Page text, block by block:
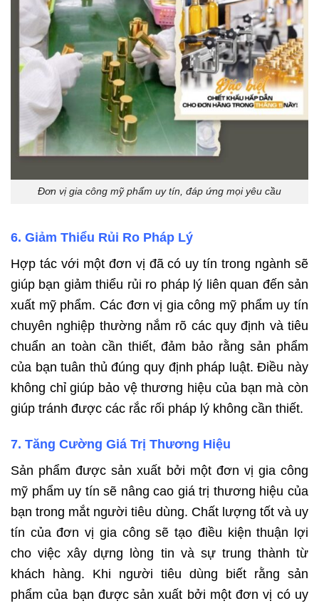
Đơn vị gia công mỹ phẩm uy tín, đáp ứng mọi yêu cầu
6. Giảm Thiểu Rủi Ro Pháp Lý
Hợp tác với một đơn vị đã có uy tín trong ngành sẽ
giúp bạn giảm thiểu rủi ro pháp lý liên quan đến sản
xuất mỹ phẩm. Các đơn vị gia công mỹ phẩm uy tín
chuyên nghiệp thường nắm rõ các quy định và tiêu
chuẩn an toàn cần thiết, đảm bảo rằng sản phẩm
của bạn tuân thủ đúng quy định pháp luật. Điều này
không chỉ giúp bảo vệ thương hiệu của bạn mà còn
giúp tránh được các rắc rối pháp lý không cần thiết.
7. Tăng Cường Giá Trị Thương Hiệu
Sản phẩm được sản xuất bởi một đơn vị gia công
mỹ phẩm uy tín sẽ nâng cao giá trị thương hiệu của
bạn trong mắt người tiêu dùng. Chất lượng tốt và uy
tín của đơn vị gia công sẽ tạo điều kiện thuận lợi
cho việc xây dựng lòng tin và sự trung thành từ
khách hàng. Khi người tiêu dùng biết rằng sản
phẩm của bạn được sản xuất bởi một đơn vị có uy